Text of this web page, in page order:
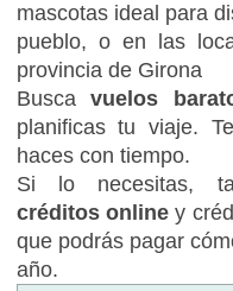
mascotas ideal para
pueblo, o en las
provincia de Girona
Buscavuelos
planificas tu viaje.
haces con tiempo.
Si lo necesitas,
créditos onliney
que podrás pagar
año.